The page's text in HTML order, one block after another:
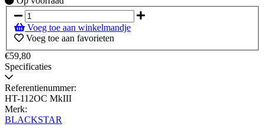
voorraad
Voeg toe aan winkelmandje
Voeg toe aan favorieten
€59,80
Specificaties
Referentienummer:
HT-112OC MkIII
Merk:
BLACKSTAR